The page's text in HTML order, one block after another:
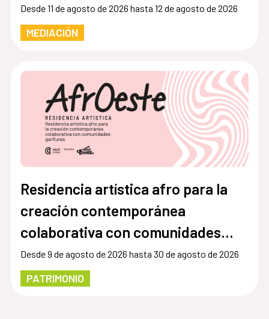
Desde 11 de agosto de 2026 hasta 12 de agosto de 2026
MEDIACIÓN
Residencia artística afro para la
creación contemporánea
colaborativa con comunidades
garífunas
Desde 9 de agosto de 2026 hasta 30 de agosto de 2026
PATRIMONIO